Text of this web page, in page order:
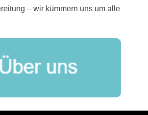
– wir kümmern uns um alle